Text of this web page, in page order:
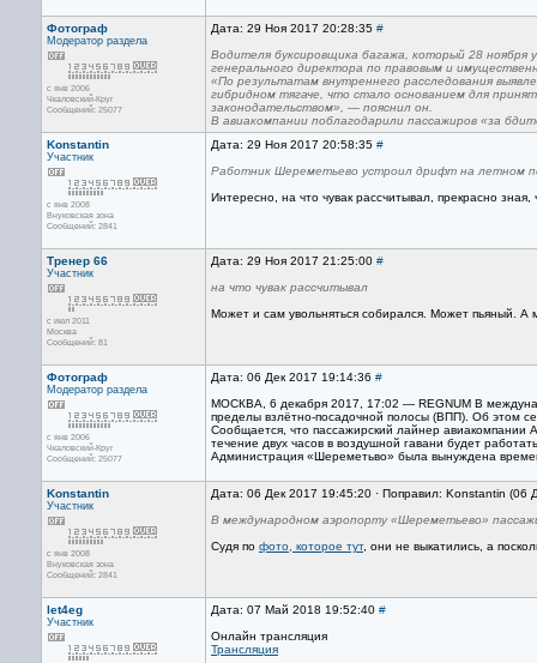
Фотограф
Модератор раздела
с янв 2006
Чкаловский-Круг
Сообщений: 25077
Дата: 29 Ноя 2017 20:28:35 #
Водителя буксировщика багажа, который 28
генерального директора по правовым и
«По результатам внутреннего расследования
гибридном тягаче, что стало основанием для
законодательством», — пояснил он.
В авиакомпании поблагодарили пассажиров «за
Konstantin
Участник
с янв 2008
Внуковская зона
Сообщений: 2841
Дата: 29 Ноя 2017 20:58:35 #
Работник Шереметьево устроил дрифт на летном
Интересно, на что чувак рассчитывал, прекрасно
Тренер 66
Участник
с июл 2011
Москва
Сообщений: 81
Дата: 29 Ноя 2017 21:25:00 #
на что чувак рассчитывал
Может и сам увольняться собирался. Может пьяный. А
Фотограф
Модератор раздела
с янв 2006
Чкаловский-Круг
Сообщений: 25077
Дата: 06 Дек 2017 19:14:36 #
МОСКВА, 6 декабря 2017, 17:02 — REGNUM В
пределы взлётно-посадочной полосы (ВПП). Об этом
Сообщается, что пассажирский лайнер
течение двух часов в воздушной гавани будет
Администрация «Шереметьво» была вынуждена
Konstantin
Участник
с янв 2008
Внуковская зона
Сообщений: 2841
Дата: 06 Дек 2017 19:45:20 · Поправил: Konstantin (06
В международном аэропорту «Шереметьево»
Судя по фото, которое тут, они не выкатились, а
let4eg
Участник
Дата: 07 Май 2018 19:52:40 #
Онлайн трансляция
Трансляция